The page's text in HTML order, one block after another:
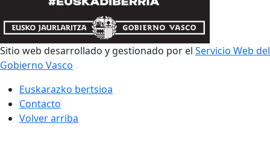
Sitio web desarrollado y gestionado por el Servicio Web del
Gobierno Vasco
Euskarazko bertsioa
Contacto
Volver arriba